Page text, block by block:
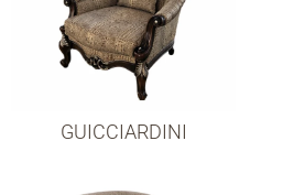
GUICCIARDINI